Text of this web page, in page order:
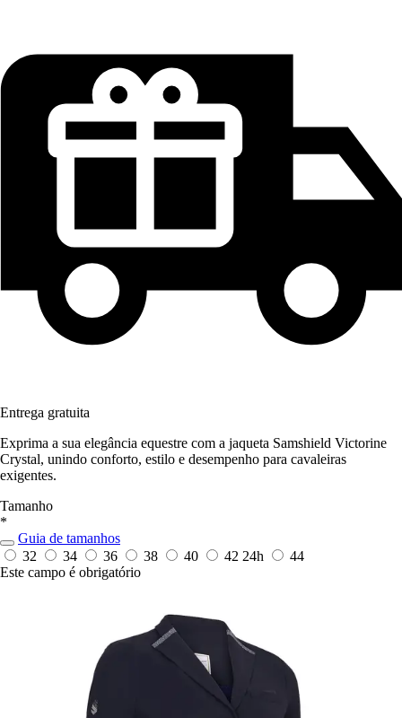
Entrega gratuita
Exprima a sua elegância equestre com a jaqueta Samshield Victorine
Crystal, unindo conforto, estilo e desempenho para cavaleiras
exigentes.
Tamanho
*
Guia de tamanhos
32
34 36 38 40 42 24h
44
Este campo é obrigatório